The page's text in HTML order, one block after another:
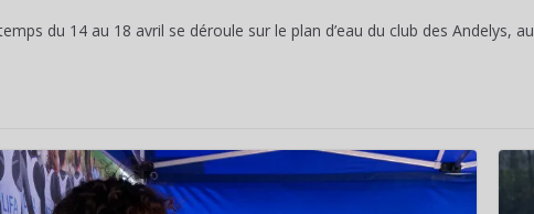
du 14 au 18 avril se déroule sur le plan d’eau du club des Andelys, au